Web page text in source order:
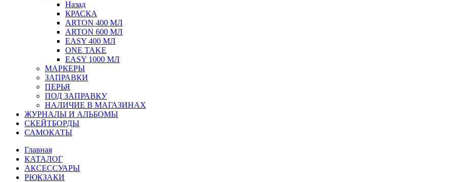
Назад
КРАСКА
ARTON 400 МЛ
ARTON 600 МЛ
EASY 400 МЛ
ONE TAKE
EASY 1000 МЛ
МАРКЕРЫ
ЗАПРАВКИ
ПЕРЬЯ
ПОД ЗАПРАВКУ
НАЛИЧИЕ В МАГАЗИНАХ
ЖУРНАЛЫ И АЛЬБОМЫ
СКЕЙТБОРДЫ
САМОКАТЫ
Главная
КАТАЛОГ
АКСЕССУАРЫ
РЮКЗАКИ